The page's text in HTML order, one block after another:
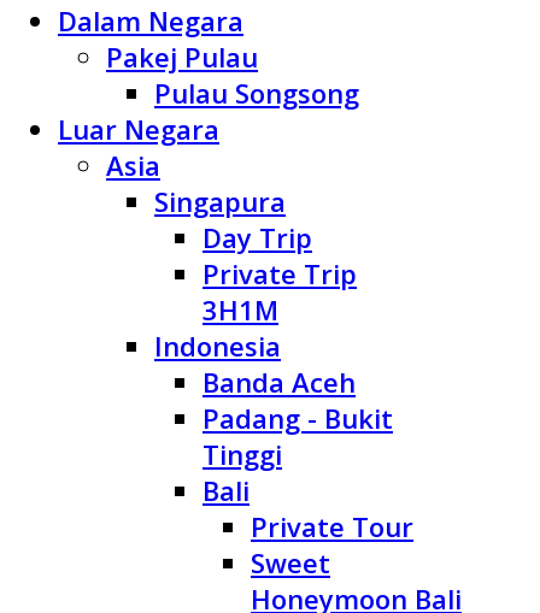
Dalam Negara
Pakej Pulau
Pulau Songsong
Luar Negara
Asia
Singapura
Day Trip
Private Trip
3H1M
Indonesia
Banda Aceh
Padang - Bukit
Tinggi
Bali
Private Tour
Sweet
Honeymoon Bali